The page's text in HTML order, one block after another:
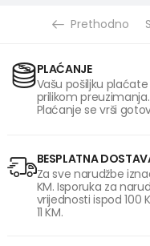
Prethodno
PLAĆANJE
Vašu pošiljku plaćate
prilikom preuzimanja.
Plaćanje se vrši
BESPLATNA
Za sve narudžbe
KM. Isporuka za
vrijednosti ispod 100
11 KM.